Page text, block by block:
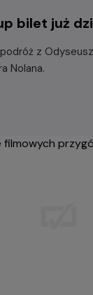
bilet już
z
Nolana.